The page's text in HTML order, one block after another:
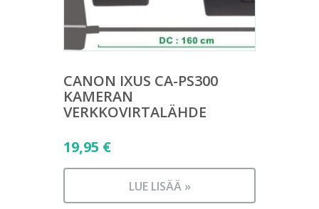
CANON IXUS CA-PS300
KAMERAN
VERKKOVIRTALÄHDE
19,95 €
LUE LISÄÄ »